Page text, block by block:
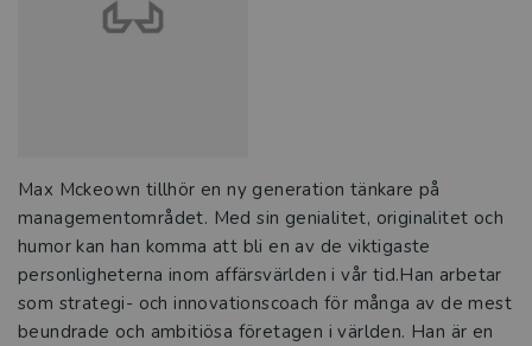
Max Mckeown tillhör en ny generation tänkare på
managementområdet. Med sin genialitet, originalitet och
humor kan han komma att bli en av de viktigaste
personligheterna inom affärsvärlden i vår tid.Han arbetar
som strategi- och innovationscoach för många av de mest
beundrade och ambitiösa företagen i världen. Han är en